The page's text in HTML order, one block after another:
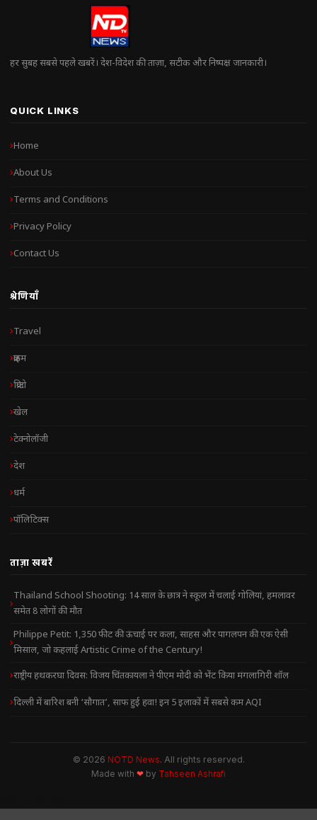
हर सुबह सबसे पहले खबरें। देश-विदेश की ताज़ा, सटीक और निष्पक्ष जानकारी।
QUICK LINKS
Home
About Us
Terms and Conditions
Privacy Policy
Contact Us
श्रेणियाँ
Travel
क्राइम
क्रिप्टो
खेल
टेक्नोलॉजी
देश
धर्म
पॉलिटिक्स
ताज़ा खबरें
Thailand School Shooting: 14 साल के छात्र ने स्कूल में चलाई गोलियां, हमलावर
समेत 8 लोगों की मौत
Philippe Petit: 1,350 फीट की ऊंचाई पर कला, साहस और पागलपन की एक ऐसी
मिसाल, जो कहलाई Artistic Crime of the Century!
राष्ट्रीय हथकरघा दिवस: विजय चिंतकायला ने पीएम मोदी को भेंट किया मंगलागिरी शॉल
दिल्ली में बारिश बनी ‘सौगात’, साफ हुई हवा! इन 5 इलाकों में सबसे कम AQI
© 2026 NOTD News. All rights reserved.
Made with ❤ by Tahseen Ashrafi